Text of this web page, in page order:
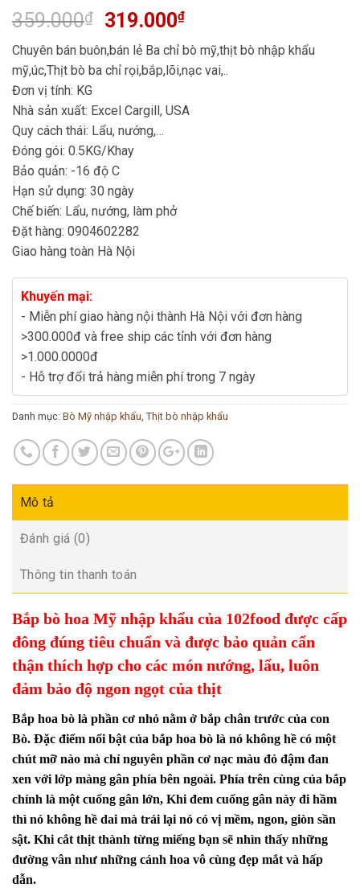
359.000₫
Giá
là:
359.000₫.
319.000₫Giá
tại
là:
Chuyên bán buôn,bán lẻ Ba chỉ bò mỹ,thịt bò nhập khẩu
mỹ,úc,Thịt bò ba chỉ rọi,bắp,lõi,nạc vai,..
Đơn vị tính: KG
Nhà sản xuất: Excel Cargill, USA
Quy cách thái: Lẩu, nướng,…
Đóng gói: 0.5KG/Khay
Bảo quản: -16 độ C
Hạn sử dụng: 30 ngày
Chế biến: Lẩu, nướng, làm phở
Đặt hàng: 0904602282
Giao hàng toàn Hà Nội
Khuyến mại:
- Miễn phí giao hàng nội thành Hà Nội với đơn hàng
>300.000đ và free ship các tỉnh với đơn hàng
>1.000.0000đ
- Hỗ trợ đổi trả hàng miễn phí trong 7 ngày
Danh mục: Bò Mỹ nhập khẩu, Thịt bò nhập khẩu
Mô tả
Đánh giá (0)
Thông tin thanh toán
Bắp bò hoa Mỹ nhập khẩu của 102food được cấp
đông đúng tiêu chuẩn và được bảo quản cẩn
thận thích hợp cho các món nướng, lẩu, luôn
đảm bảo độ ngon ngọt của thịt
Bắp hoa bò là phần cơ nhỏ nằm ở bắp chân trước của con
Bò. Đặc điểm nổi bật của bắp hoa bò là nó không hề có một
chút mỡ nào mà chỉ nguyên phần cơ nạc màu đỏ đậm đan
xen với lớp màng gân phía bên ngoài. Phía trên cùng của bắp
chính là một cuống gân lớn, Khi đem cuống gân này đi hầm
thì nó không hề dai mà trái lại nó có vị mềm, ngon, giòn sần
sật. Khi cắt thịt thành từng miếng bạn sẽ nhìn thấy những
đường vân như những cánh hoa vô cùng đẹp mắt và hấp
dẫn.